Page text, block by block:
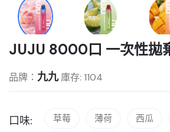
JUJU 8000口 一次性拋
品牌： 九九 庫存: 1104
口味: 草莓 薄荷 西瓜